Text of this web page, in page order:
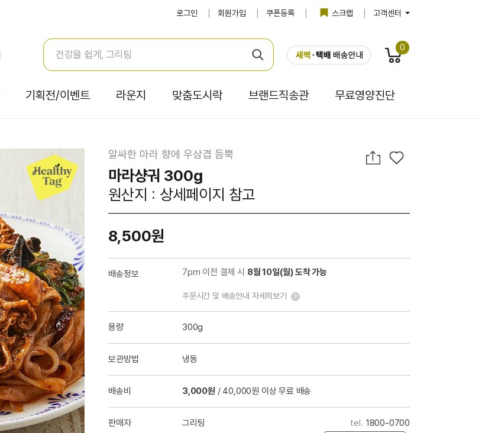
로그인 회원가입 쿠폰등록 스크랩 고객센터
0
기획전/이벤트 라운지 맞춤도시락 브랜드직송관 무료영양진단
알싸한 마라 향에 우삼겹 듬뿍
마라샹궈 300g
원산지 : 상세페이지 참고
8,500원
배송정보 7pm 이전 결제 시 8월 10일(월) 도착 가능
주문시간 및 배송안내 자세히보기
용량 300g
보관방법 냉동
배송비 3,000원 / 40,000원 이상 무료 배송
판매자 그리팅 1800-0700